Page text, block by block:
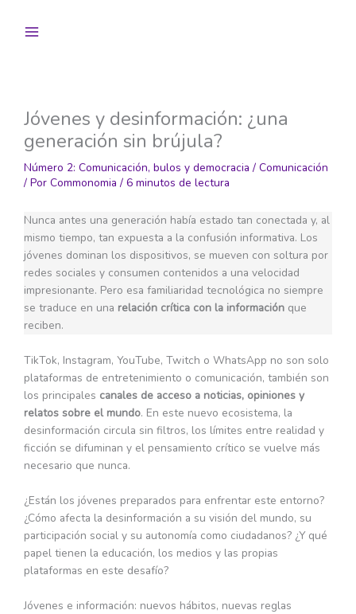
Jóvenes y desinformación: ¿una
generación sin brújula?
Número 2: Comunicación, bulos y democracia / Comunicación
/ Por Commonomia / 6 minutos de lectura
Nunca antes una generación había estado tan conectada y, al
mismo tiempo, tan expuesta a la confusión informativa. Los
jóvenes dominan los dispositivos, se mueven con soltura por
redes sociales y consumen contenidos a una velocidad
impresionante. Pero esa familiaridad tecnológica no siempre
se traduce en una relación crítica con la información que
reciben.
TikTok, Instagram, YouTube, Twitch o WhatsApp no son solo
plataformas de entretenimiento o comunicación, también son
los principales canales de acceso a noticias, opiniones y
relatos sobre el mundo. En este nuevo ecosistema, la
desinformación circula sin filtros, los límites entre realidad y
ficción se difuminan y el pensamiento crítico se vuelve más
necesario que nunca.
¿Están los jóvenes preparados para enfrentar este entorno?
¿Cómo afecta la desinformación a su visión del mundo, su
participación social y su autonomía como ciudadanos? ¿Y qué
papel tienen la educación, los medios y las propias
plataformas en este desafío?
Jóvenes e información: nuevos hábitos, nuevas reglas